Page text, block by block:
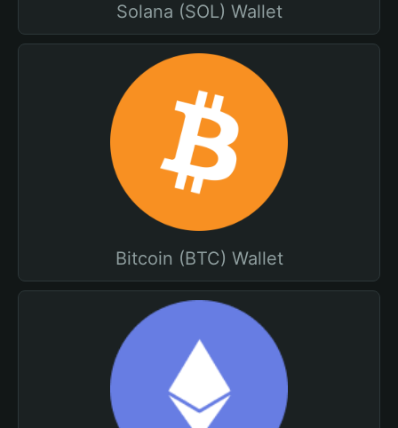
Solana (SOL) Wallet
Bitcoin (BTC) Wallet